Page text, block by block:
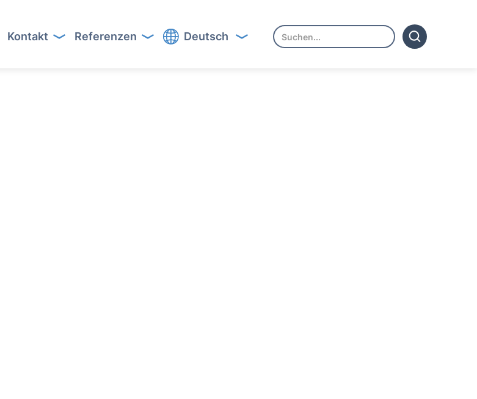
Kontakt
Button Text Referenzen
Button Text Deutsch
Button Text